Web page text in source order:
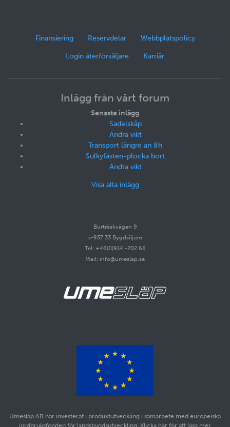
Finansiering Reservdelar Webbplatspolicy
Login återförsäljare Karriär
Inlägg från vårt forum
Senaste inlägg
Sadelskåp
Ändra vikt
Transport längre än 8h
Sulkyfästen-plocka bort
Ändra vikt
Visa alla inlägg
Burträskvägen 9
s-937 33 Bygdsiljum
Tel: +46(0)914 -202 66
Mail: info@umeslap.se
Umesläp AB har investerat i produktutveckling i samarbete med europeiska